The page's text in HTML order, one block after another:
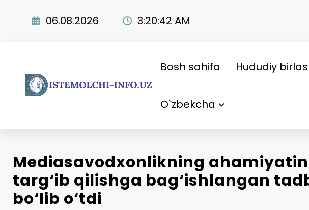
06.08.2026 3:20:43 AM
Bosh sahifa Hududiy
O`zbekcha
Mediasavodxonlikning
targ‘ib qilishga bag‘ishlangan
bo‘lib o‘tdi